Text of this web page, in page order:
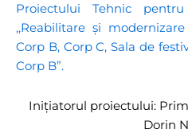
Proiectului Tehnic
,,Reabilitare și
Corp B, Corp C, Sala de
Corp B”.
Inițiatorul proiectului:
Dorin